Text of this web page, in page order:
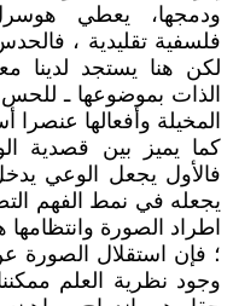
ودمجها، يعطي
فلسفية تقليدية ،
لكن هنا يستجد لدينا
الذات بموضوعها ـ
المخيلة وأفعالها
كما يميز بين قصدية
فالأول يجعل الوعي
يجعله في نمط الفهم
اطراد الصورة
؛ فإن استقلال الصورة
وجود نظرية العلم